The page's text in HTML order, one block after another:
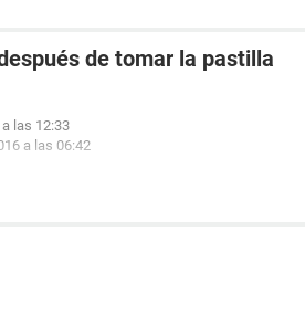
de tomar la pastilla
las 12:33
a las 06:42